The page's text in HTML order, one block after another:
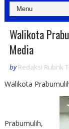
Walikota
Media
by Redaksi Rubrik
Walikota
Prabumulih,